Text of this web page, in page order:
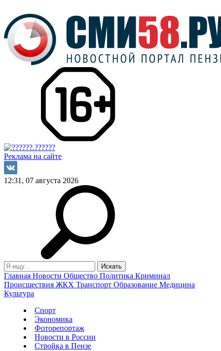
Реклама на сайте
12:31, 07 августа 2026
Главная Новости Общество Политика Криминал
Происшествия ЖКХ Транспорт Образование Медицина
Культура
Спорт
Экономика
Фоторепортаж
Новости в России
Стройка в Пензе